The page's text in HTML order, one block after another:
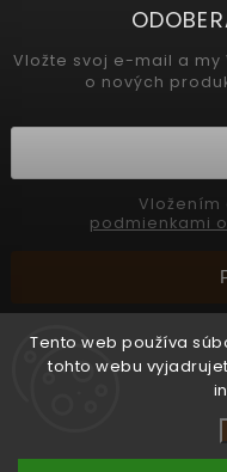
Tento web používa
tohto webu
Vložte svoj e-mail a
o nových
podmienkami
Copyright 2026